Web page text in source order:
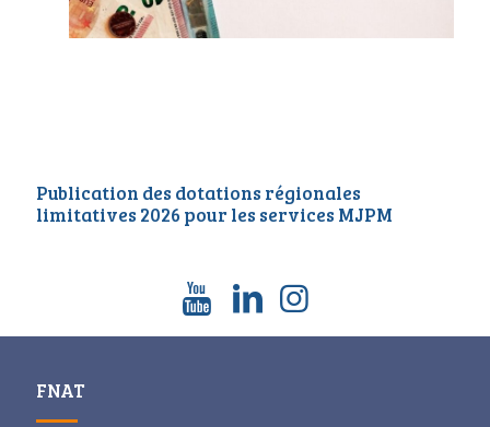
Publication des dotations régionales
limitatives 2026 pour les services MJPM
FNAT